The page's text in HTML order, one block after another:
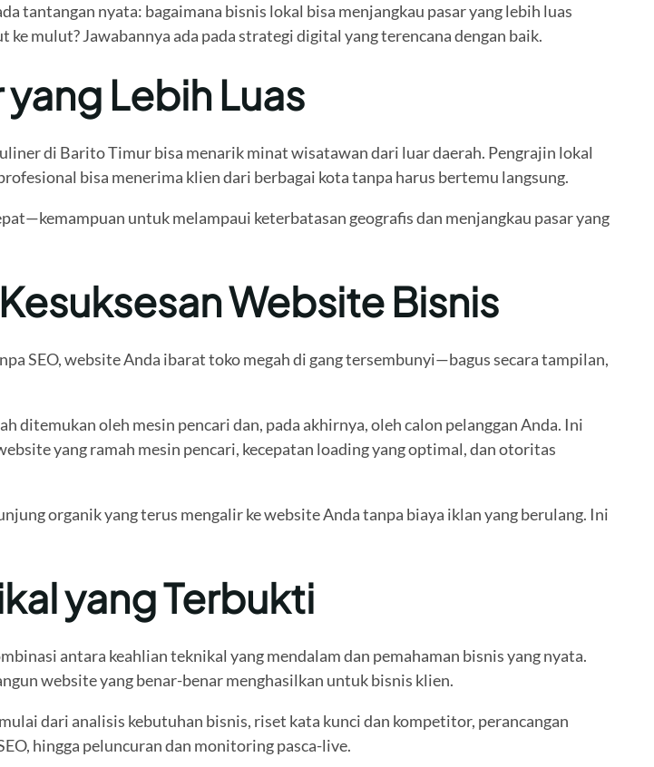
tantangan nyata: bagaimana bisnis lokal bisa menjangkau pasar yang lebih luas
mulut? Jawabannya ada pada strategi digital yang terencana dengan baik.
Lebih Luas
di Barito Timur bisa menarik minat wisatawan dari luar daerah. Pengrajin lokal
bisa menerima klien dari berbagai kota tanpa harus bertemu langsung.
untuk melampaui keterbatasan geografis dan menjangkau pasar yang
Website Bisnis
SEO, website Anda ibarat toko megah di gang tersembunyi—bagus secara tampilan,
ditemukan oleh mesin pencari dan, pada akhirnya, oleh calon pelanggan Anda. Ini
yang ramah mesin pencari, kecepatan loading yang optimal, dan otoritas
organik yang terus mengalir ke website Anda tanpa biaya iklan yang berulang. Ini
yang Terbukti
antara keahlian teknikal yang mendalam dan pemahaman bisnis yang nyata.
website yang benar-benar menghasilkan untuk bisnis klien.
dari analisis kebutuhan bisnis, riset kata kunci dan kompetitor, perancangan
hingga peluncuran dan monitoring pasca-live.